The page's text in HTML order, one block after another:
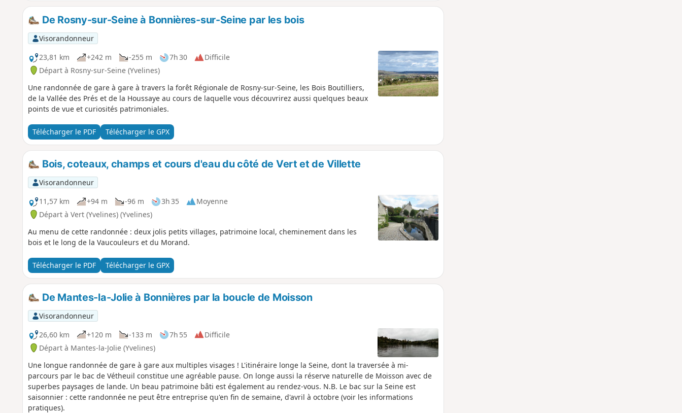
De Rosny-sur-Seine à Bonnières-sur-Seine par les bois
Visorandonneur
23,81 km
+242 m -255 m 7h 30
Difficile
Départ à Rosny-sur-Seine (Yvelines)
Une randonnée de gare à gare à travers la forêt Régionale de Rosny-sur-Seine, les Bois Boutilliers,
de la Vallée des Prés et de la Houssaye au cours de laquelle vous découvrirez aussi quelques beaux
points de vue et curiosités patrimoniales.
Télécharger le PDF Télécharger le GPX
Bois, coteaux, champs et cours d'eau du côté de Vert et de Villette
Visorandonneur
11,57 km
+94 m -96 m 3h 35
Moyenne
Départ à Vert (Yvelines) (Yvelines)
Au menu de cette randonnée : deux jolis petits villages, patrimoine local, cheminement dans les
bois et le long de la Vaucouleurs et du Morand.
Télécharger le PDF Télécharger le GPX
De Mantes-la-Jolie à Bonnières par la boucle de Moisson
Visorandonneur
26,60 km
+120 m -133 m 7h 55
Difficile
Départ à Mantes-la-Jolie (Yvelines)
Une longue randonnée de gare à gare aux multiples visages ! L'itinéraire longe la Seine, dont la traversée à mi-
parcours par le bac de Vétheuil constitue une agréable pause. On longe aussi la réserve naturelle de Moisson avec de
superbes paysages de lande. Un beau patrimoine bâti est également au rendez-vous. N.B. Le bac sur la Seine est
saisonnier : cette randonnée ne peut être entreprise qu'en fin de semaine, d'avril à octobre (voir les informations
pratiques).